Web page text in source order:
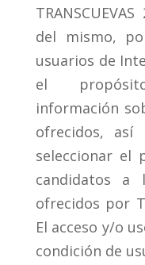
del mismo,
usuarios de
el
información
ofrecidos,
seleccionar el
candidatos a
ofrecidos por
El acceso y/o
condición de